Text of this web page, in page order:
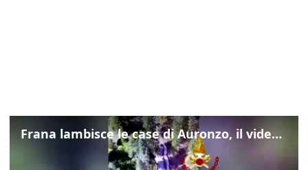
Frana lambisce le case di Auronzo, il video dall'elicottero dei vigili del fuoco